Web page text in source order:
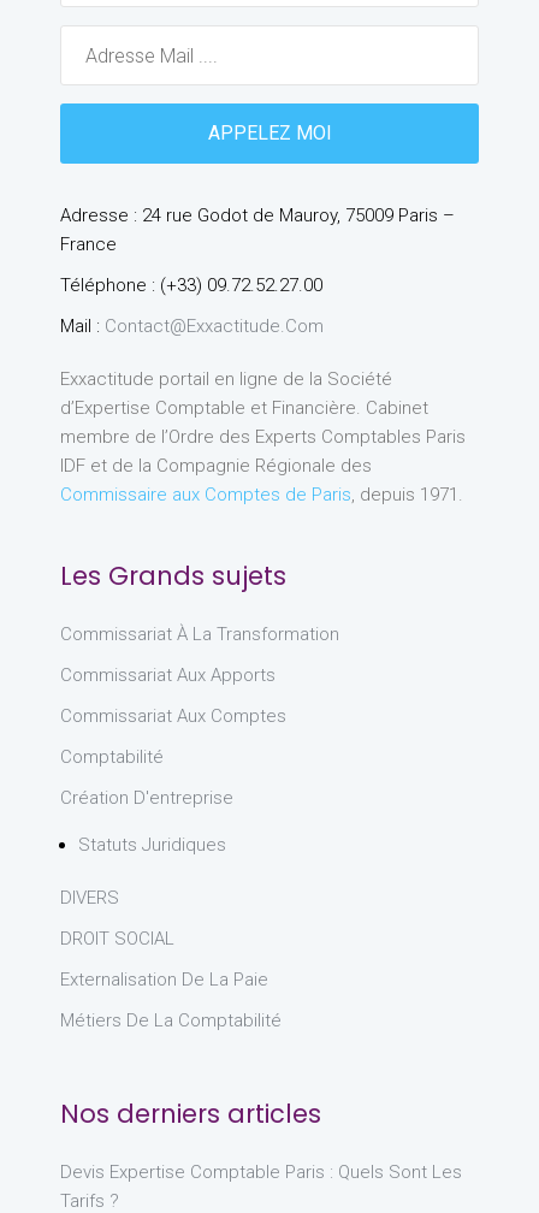
Adresse : 24 rue Godot de Mauroy, 75009 Paris –
France
Téléphone : (+33) 09.72.52.27.00
Mail : Contact@exxactitude.com
Exxactitude portail en ligne de la Société
d’Expertise Comptable et Financière. Cabinet
membre de l’Ordre des Experts Comptables Paris
IDF et de la Compagnie Régionale des
Commissaire aux Comptes de Paris, depuis 1971.
Les Grands sujets
Commissariat À La Transformation
Commissariat Aux Apports
Commissariat Aux Comptes
Comptabilité
Création D'entreprise
Statuts Juridiques
DIVERS
DROIT SOCIAL
Externalisation De La Paie
Métiers De La Comptabilité
Nos derniers articles
Devis Expertise Comptable Paris : Quels Sont Les
Tarifs ?